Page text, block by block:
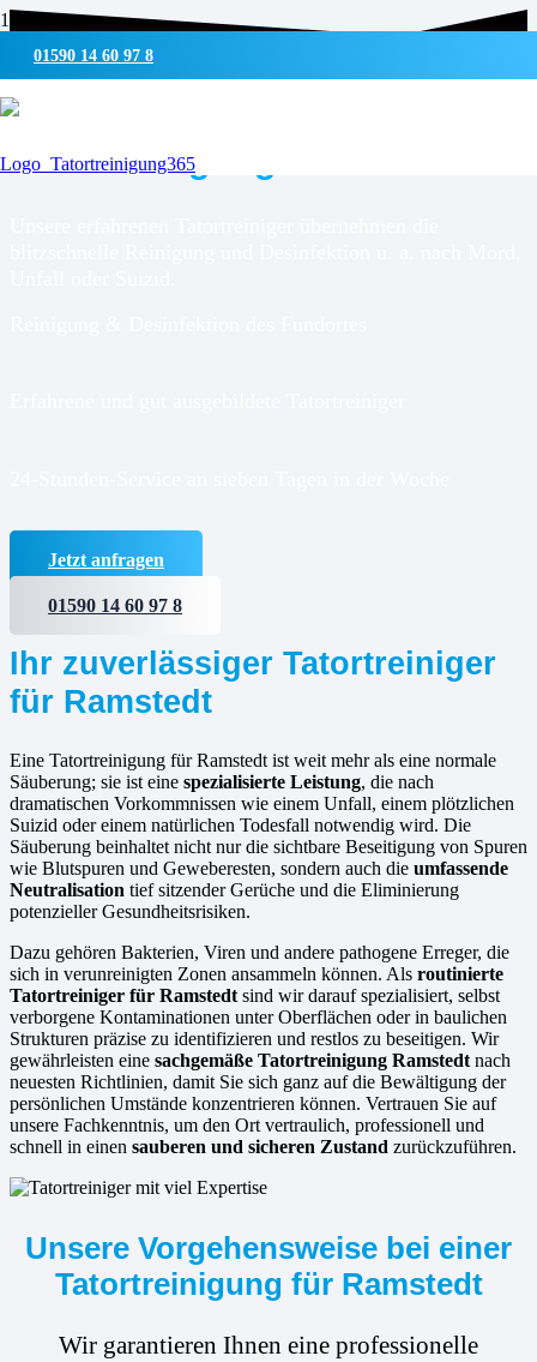
01590 14 60 97 8
UMWELTSCHONENDE REINIGUNG & DESINFEKTION
Tatortreinigung für
Jetzt anfragen
01590 14 60 97 8
Ihr zuverlässiger Tatortreiniger
für Ramstedt
Eine Tatortreinigung für Ramstedt ist weit mehr als eine normale
Säuberung; sie ist eine spezialisierte Leistung, die nach
dramatischen Vorkommnissen wie einem Unfall, einem plötzlichen
Suizid oder einem natürlichen Todesfall notwendig wird. Die
Säuberung beinhaltet nicht nur die sichtbare Beseitigung von Spuren
wie Blutspuren und Geweberesten, sondern auch die umfassende
Neutralisation tief sitzender Gerüche und die Eliminierung
potenzieller Gesundheitsrisiken.
Dazu gehören Bakterien, Viren und andere pathogene Erreger, die
sich in verunreinigten Zonen ansammeln können. Als routinierte
Tatortreiniger für Ramstedt sind wir darauf spezialisiert, selbst
verborgene Kontaminationen unter Oberflächen oder in baulichen
Strukturen präzise zu identifizieren und restlos zu beseitigen. Wir
gewährleisten eine sachgemäße Tatortreinigung Ramstedt nach
neuesten Richtlinien, damit Sie sich ganz auf die Bewältigung der
persönlichen Umstände konzentrieren können. Vertrauen Sie auf
unsere Fachkenntnis, um den Ort vertraulich, professionell und
schnell in einen sauberen und sicheren Zustand zurückzuführen.
Unsere Vorgehensweise bei einer
Tatortreinigung für Ramstedt
Wir garantieren Ihnen eine professionelle